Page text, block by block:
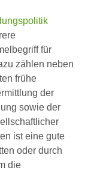
für
zählen neben
frühe
der
sowie der
ist eine gute
oder durch
die